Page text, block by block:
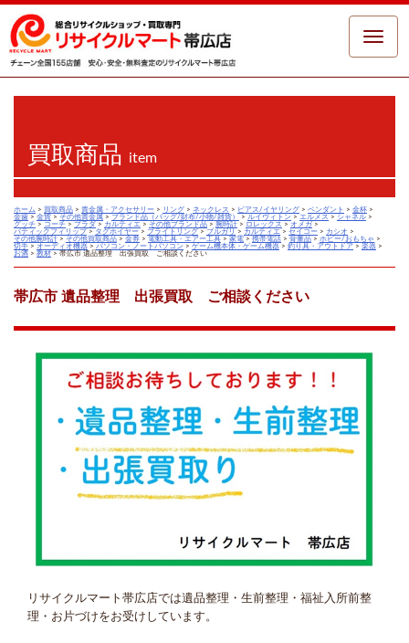
Toggle
買取商品 item
ホーム > 買取商品 > 貴金属・アクセサリー > リング > ネックレス > ピアス/イヤリング > ペンダント > 金杯 >
金歯>金貨>その他貴金属>ブランド品（バッグ/財布/小物/雑貨）>ルイヴィトン>エルメス>シャネル>
グッチ>コーチ>プラダ> カルティエ>その他ブランド品>腕時計> ロレックス>オメガ>
パティックフィリップ>タグホイヤー> ブライトリング>ブルガリ> カルティエ> セイコー > カシオ >
その他腕時計>その他買取商品>金券 >電動工具・エアー工具>家電>携帯電話 >骨董品> ホビー/おもちゃ >
切手>オーディオ機器>パソコン・ノートパソコン>ゲーム機本体・ゲーム機器> 釣り具・アウトドア>楽器 >
お酒 > 教材>帯広市 遺品整理 出張買取 ご相談ください
帯広市 遺品整理 出張買取 ご相談ください
リサイクルマート帯広店では遺品整理・生前整理・福祉入所前整
理・お片づけをお受けしています。